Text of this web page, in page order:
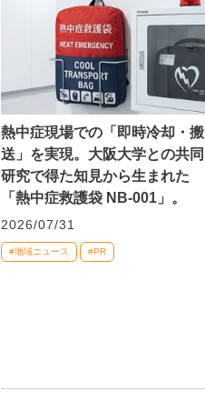
熱中症現場での「即時冷却・搬
送」を実現。大阪大学との共同
研究で得た知見から生まれた
「熱中症救護袋 NB-001」。
2026/07/31
#地域ニュース #PR